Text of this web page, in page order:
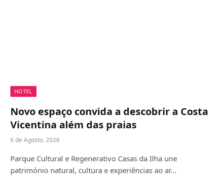
HOTEL
Novo espaço convida a descobrir a Costa
Vicentina além das praias
6 de Agosto, 2026
Parque Cultural e Regenerativo Casas da Ilha une
património natural, cultura e experiências ao ar…